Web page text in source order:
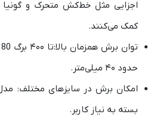
اجزایی مثل خط‌کش متحرک و
کمک می‌کنند.
حدود ۴۰ میلی‌متر.
امکان برش در سایزهای مختلف:
بسته به نیاز کاربر.